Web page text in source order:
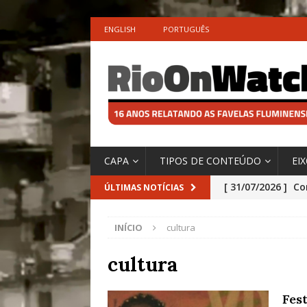
ENGLISH PORTUGUÊS
CAPA TIPOS DE CONTEÚDO
ÚLTIMAS NOTÍCIAS [ 31/07/2026 ]
Especial do
INÍCIO cultura
cultura